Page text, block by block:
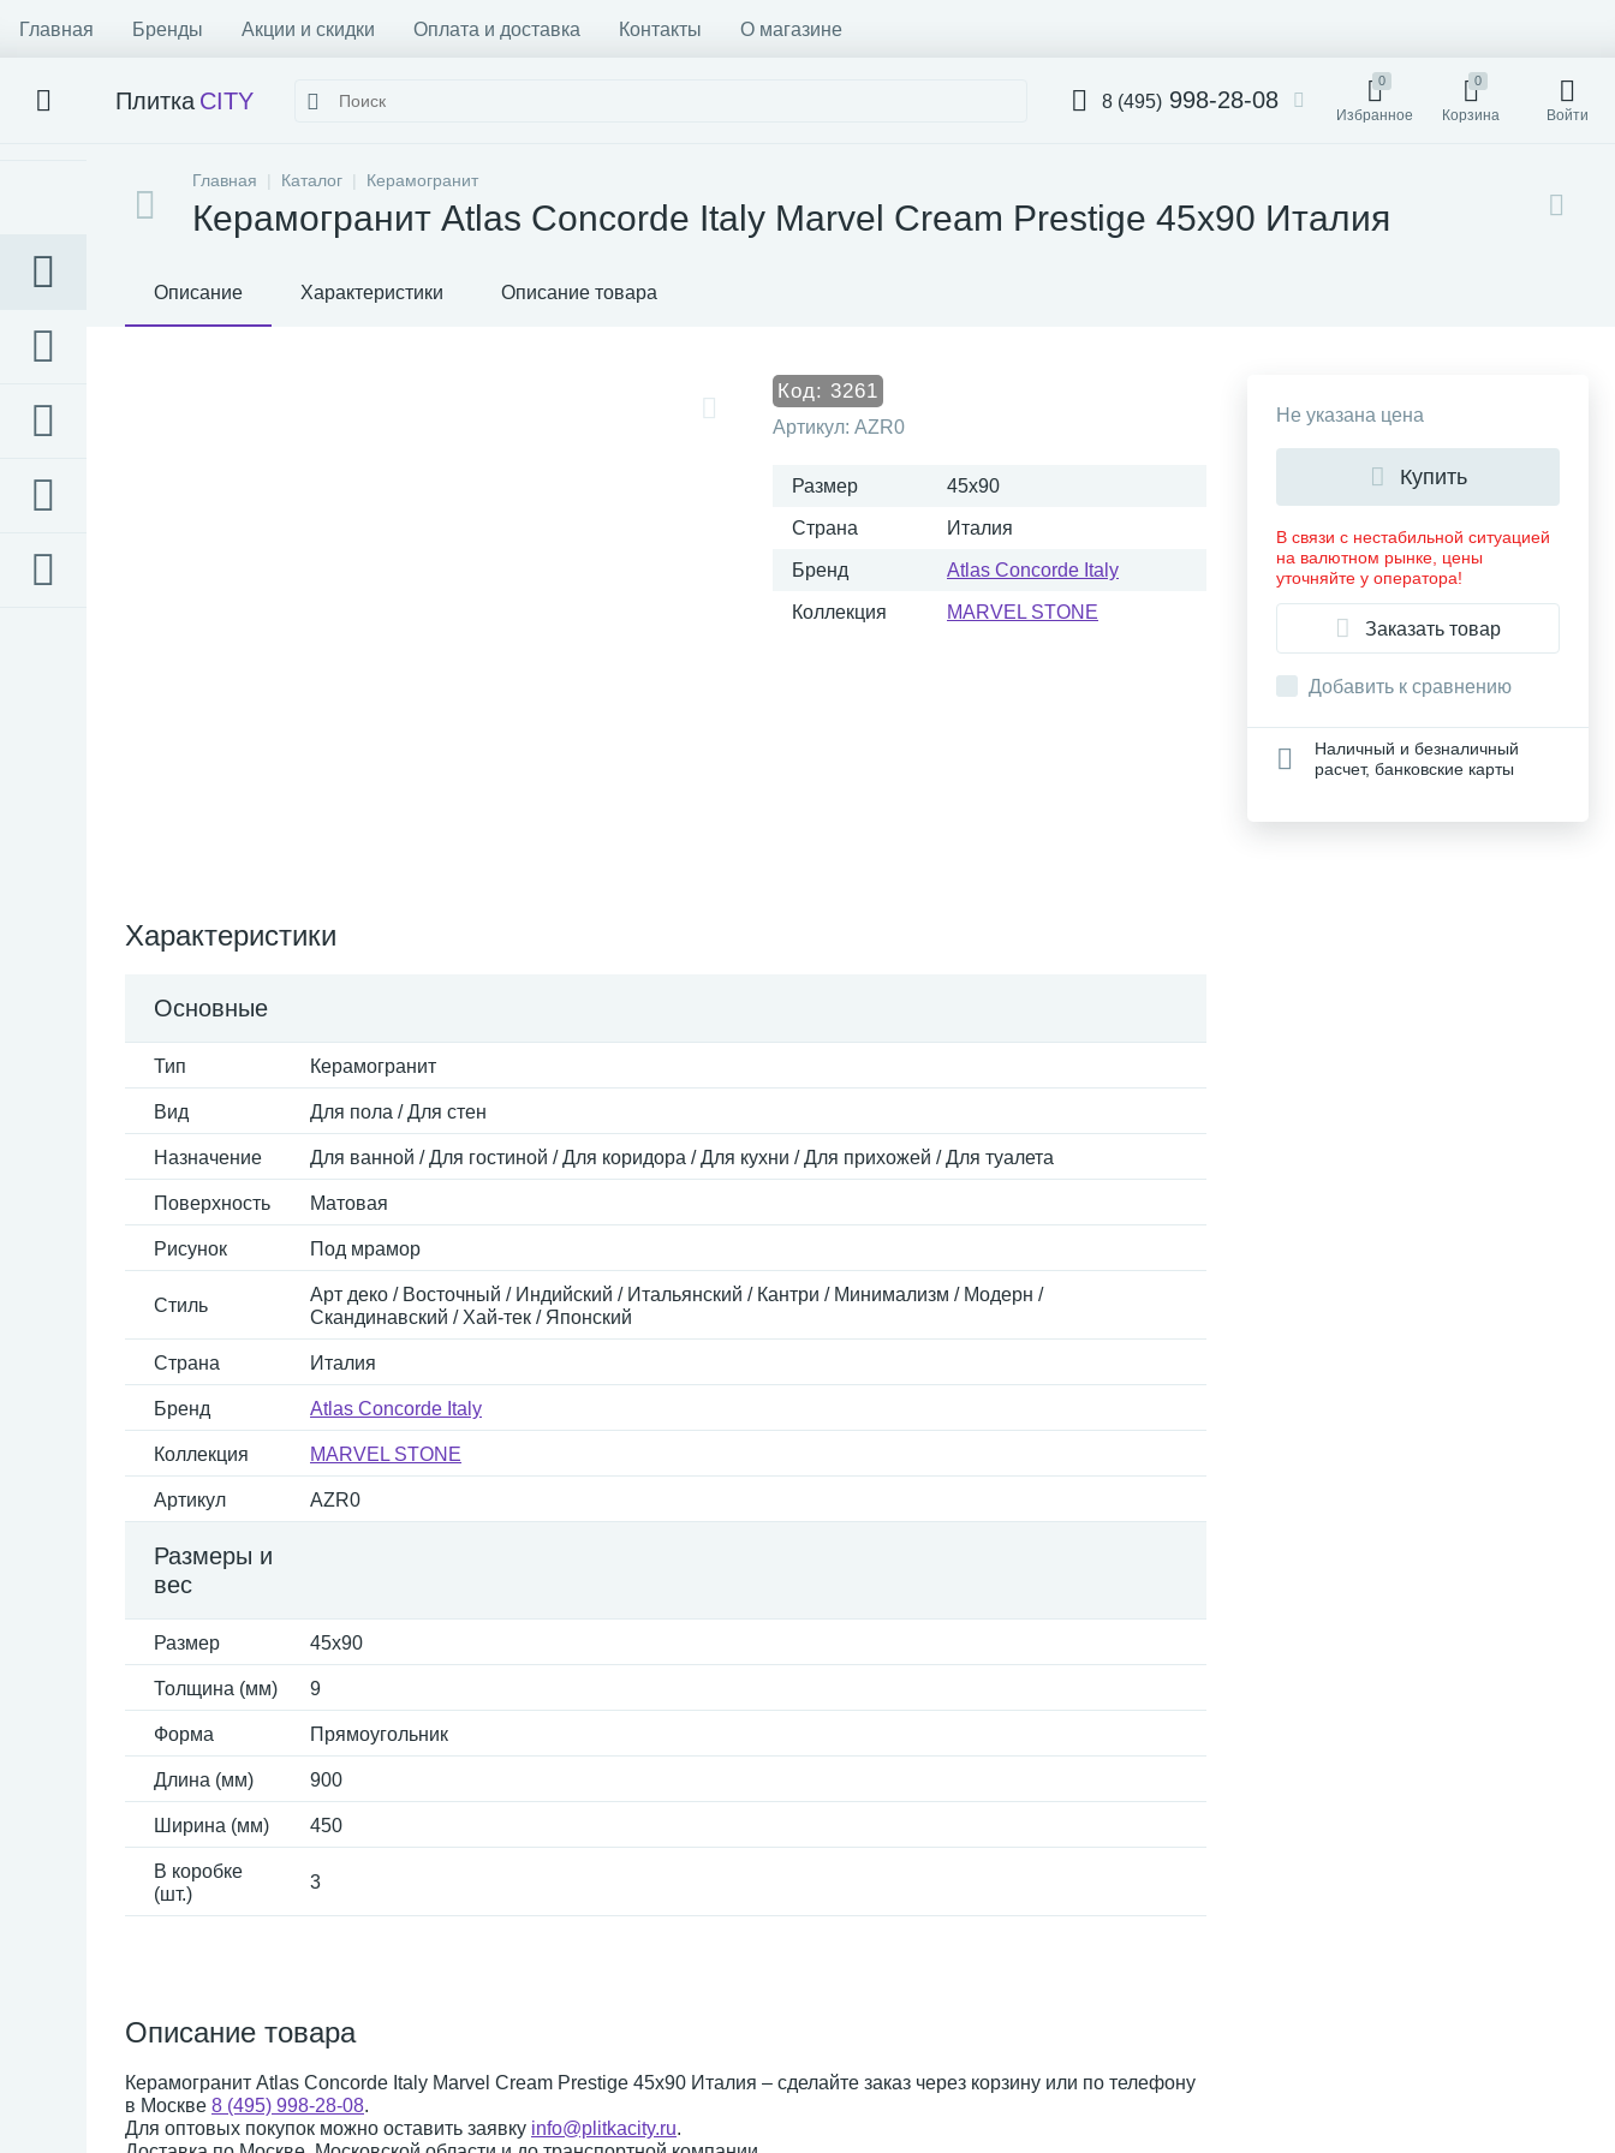
Главная Бренды Акции и скидки Оплата и доставка Контакты О магазине
Плитка CITY 8 (495) 998-28-08
0
Избранное
0
Корзина Войти
Главная Каталог Керамогранит
Керамогранит Atlas Concorde Italy Marvel Cream Prestige 45x90 Италия
Описание Характеристики Описание товара
Код: 3261
Артикул: AZR0
Размер 45x90
Страна Италия
Бренд Atlas Concorde Italy
Коллекция MARVEL STONE
Характеристики
Основные
Тип Керамогранит
Вид Для пола / Для стен
Назначение Для ванной / Для гостиной / Для коридора / Для кухни / Для прихожей / Для туалета
Поверхность Матовая
Рисунок Под мрамор
Стиль
Арт деко / Восточный / Индийский / Итальянский / Кантри / Минимализм / Модерн /
Скандинавский / Хай-тек / Японский
Страна Италия
Бренд Atlas Concorde Italy
Коллекция MARVEL STONE
Артикул AZR0
Размеры и
вес
Размер 45x90
Толщина (мм) 9
Форма Прямоугольник
Длина (мм) 900
Ширина (мм) 450
В коробке
(шт.)
3
Описание товара
Керамогранит Atlas Concorde Italy Marvel Cream Prestige 45x90 Италия – сделайте заказ через корзину или по телефону
в Москве 8 (495) 998-28-08.
Для оптовых покупок можно оставить заявку info@plitkacity.ru.
Не указана цена
Купить
В связи с нестабильной ситуацией
на валютном рынке, цены
уточняйте у оператора!
Заказать товар
Добавить к сравнению
Наличный и безналичный
расчет, банковские карты